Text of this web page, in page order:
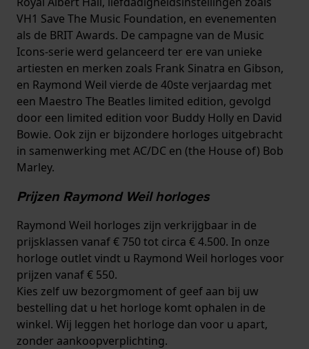
VH1 Save The Music Foundation, en evenementen
als de BRIT Awards. De campagne van de Music
Icons-serie werd gelanceerd ter ere van unieke
artiesten en merken zoals Frank Sinatra en Gibson,
en Raymond Weil vierde de 40ste verjaardag met
een Maestro The Beatles limited edition, gevolgd
door een limited edition voor Buddy Holly en David
Bowie. Ook zijn er bijzondere horloges uitgebracht
in samenwerking met AC/DC en (the House of) Bob
Marley.
Prijzen Raymond Weil horloges
Raymond Weil horloges zijn verkrijgbaar in de
prijsklassen vanaf € 750 tot circa € 4.500. In onze
horloge outlet vindt u Raymond Weil horloges voor
prijzen vanaf € 550.
Kies zelf uw bezorgmoment of geef aan bij uw
bestelling dat u het horloge komt ophalen in de
winkel. Wij leggen het horloge dan voor u apart,
zonder aankoopverplichting.